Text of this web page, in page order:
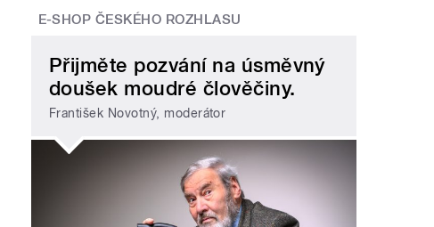
E-SHOP ČESKÉHO ROZHLASU
Přijměte pozvání na úsměvný
doušek moudré člověčiny.
František Novotný, moderátor